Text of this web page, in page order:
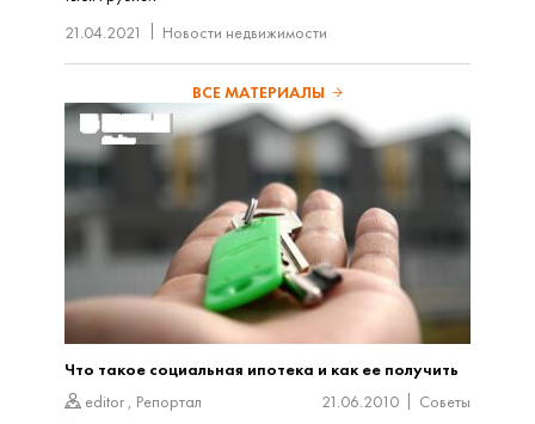
21.04.2021
Новости недвижимости
ВСЕ МАТЕРИАЛЫ
Что такое социальная ипотека и как ее получить
editor , Репортал 21.06.2010 Советы